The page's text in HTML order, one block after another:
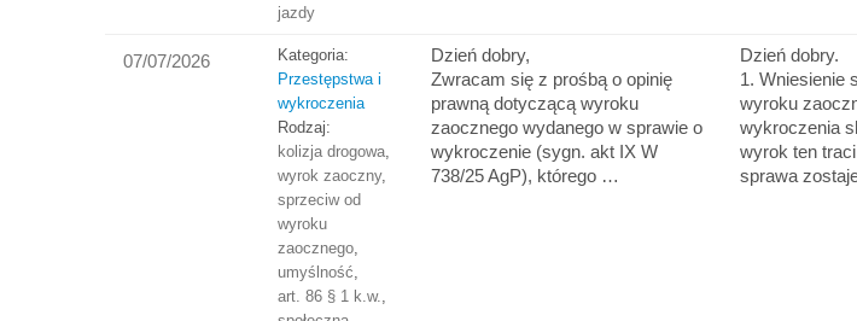
jazdy
07/07/2026
Kategoria:
Przestępstwa i
wykroczenia
Rodzaj:
kolizja drogowa,
wyrok zaoczny,
sprzeciw od
wyroku
zaocznego,
umyślność,
art. 86 § 1 k.w.,
Dzień dobry,
​Zwracam się z prośbą o opinię
prawną dotyczącą wyroku
zaocznego wydanego w sprawie o
wykroczenie (sygn. akt IX W
738/25 AgP), którego …
Dzień dobry.
1. Wniesienie
wyroku
wykroczenia
wyrok ten
sprawa